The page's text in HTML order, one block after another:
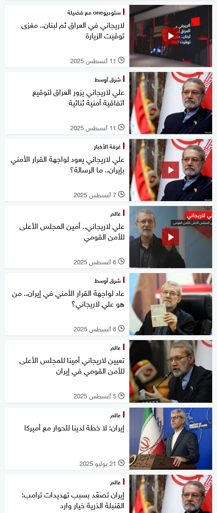
ستوديوone مع فضيلة
لاريجاني في العراق ثم لبنان.. مغزى
توقيت الزيارة
l 11 أغسطس 2025
شرق أوسط
علي لاريجاني يزور العراق لتوقيع
اتفاقية أمنية ثنائية
l 11 أغسطس 2025
غرفة الأخبار
علي لاريجاني يعود لواجهة القرار الأمني
بإيران.. ما الرسالة؟
l 7 أغسطس 2025
عالم
علي لاريجاني.. أمين المجلس الأعلى
للأمن القومي
l 6 أغسطس 2025
شرق أوسط
عاد لواجهة القرار الأمني في إيران.. من
هو علي لاريجاني؟
l 6 أغسطس 2025
عالم
تعيين لاريجاني أمينا للمجلس الأعلى
للأمن القومي في إيران
l 5 أغسطس 2025
عالم
إيران: لا خطة لدينا للحوار مع أميركا
l 21 يوليو 2025
عالم
إيران تصعّد بسبب تهديدات ترامب:
القنبلة الذرية خيار وارد